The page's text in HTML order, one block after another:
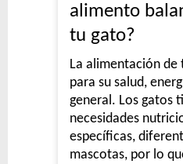
alimento
tu gato?
La alimentación de
para su salud,
general. Los gatos
necesidades
específicas,
mascotas, por lo